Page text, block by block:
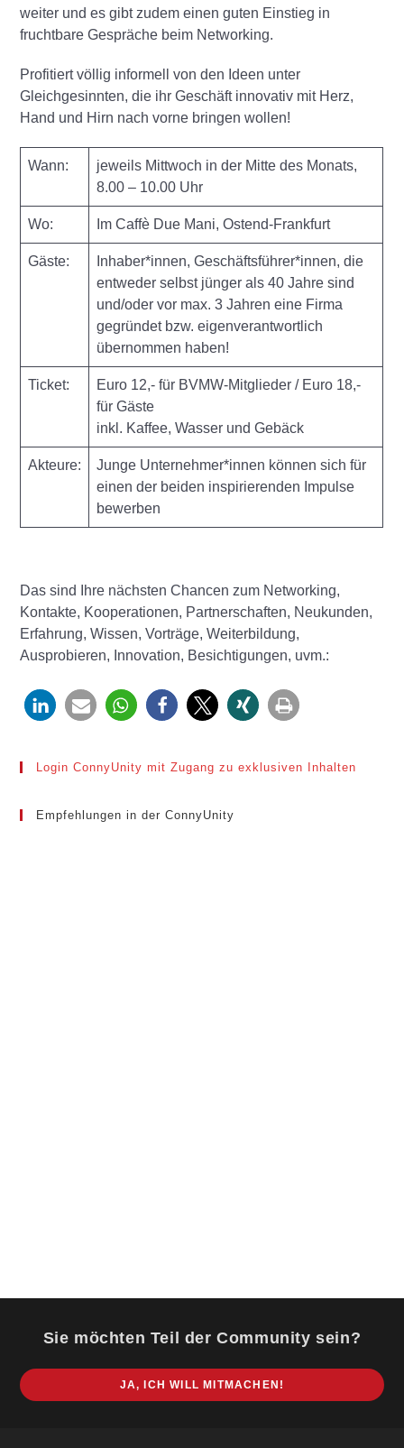
weiter und es gibt zudem einen guten Einstieg in
fruchtbare Gespräche beim Networking.
Profitiert völlig informell von den Ideen unter
Gleichgesinnten, die ihr Geschäft innovativ mit Herz,
Hand und Hirn nach vorne bringen wollen!
Wann:
jeweils Mittwoch in der Mitte des Monats,
8.00 – 10.00 Uhr
Wo: Im Caffè Due Mani, Ostend-Frankfurt
Gäste:
Inhaber*innen, Geschäftsführer*innen, die
entweder selbst jünger als 40 Jahre sind
und/oder vor max. 3 Jahren eine Firma
gegründet bzw. eigenverantwortlich
übernommen haben!
Ticket:
Euro 12,- für BVMW-Mitglieder / Euro 18,-
für Gäste
inkl. Kaffee, Wasser und Gebäck
Akteure:
Junge Unternehmer*innen können sich für
einen der beiden inspirierenden Impulse
bewerben
Das sind Ihre nächsten Chancen zum Networking,
Kontakte, Kooperationen, Partnerschaften, Neukunden,
Erfahrung, Wissen, Vorträge, Weiterbildung,
Ausprobieren, Innovation, Besichtigungen, uvm.:
Login ConnyUnity mit Zugang zu exklusiven Inhalten
Empfehlungen in der ConnyUnity
Sie möchten Teil der Community sein?
JA, ICH WILL MITMACHEN!